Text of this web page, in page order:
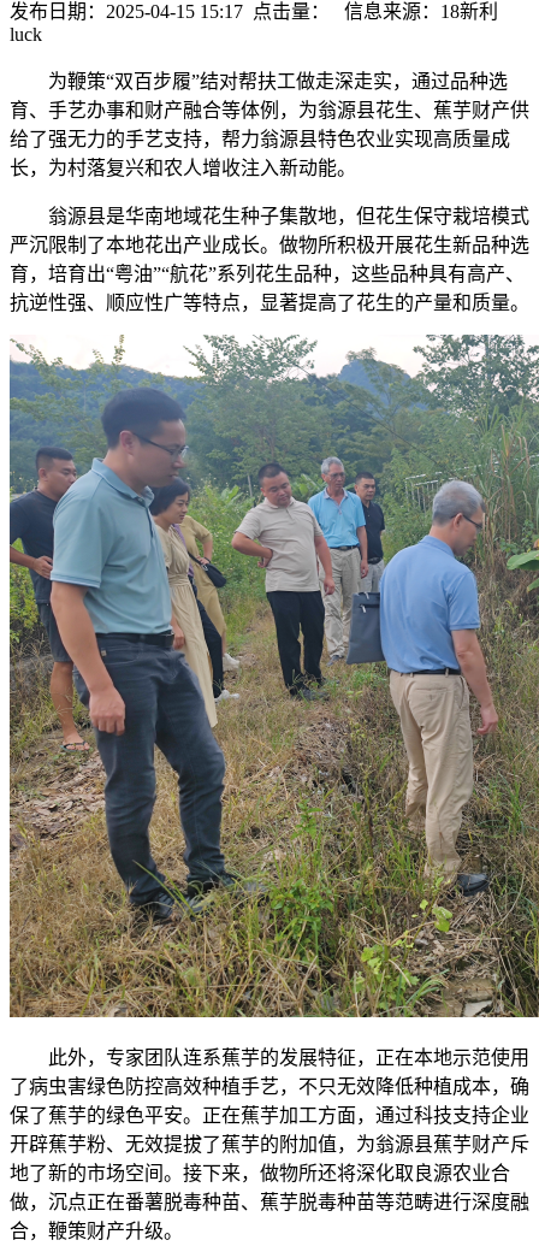
发布日期：2025-04-15 15:17 点击量：
信息来源：18新利
luck
为鞭策“双百步履”结对帮扶工做走深走实，通过品种选
育、手艺办事和财产融合等体例，为翁源县花生、蕉芋财产供
给了强无力的手艺支持，帮力翁源县特色农业实现高质量成
长，为村落复兴和农人增收注入新动能。
翁源县是华南地域花生种子集散地，但花生保守栽培模式
严沉限制了本地花出产业成长。做物所积极开展花生新品种选
育，培育出“粤油”“航花”系列花生品种，这些品种具有高产、
抗逆性强、顺应性广等特点，显著提高了花生的产量和质量。
此外，专家团队连系蕉芋的发展特征，正在本地示范使用
了病虫害绿色防控高效种植手艺，不只无效降低种植成本，确
保了蕉芋的绿色平安。正在蕉芋加工方面，通过科技支持企业
开辟蕉芋粉、无效提拔了蕉芋的附加值，为翁源县蕉芋财产斥
地了新的市场空间。接下来，做物所还将深化取良源农业合
做，沉点正在番薯脱毒种苗、蕉芋脱毒种苗等范畴进行深度融
合，鞭策财产升级。